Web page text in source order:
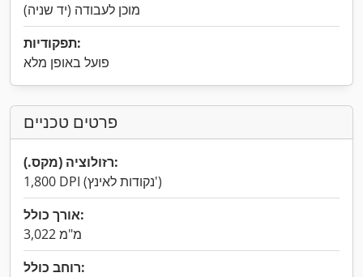
מוכן לעבודה (יד שניה)
תפקודיות:
פועל באופן מלא
פרטים טכניים
רזולוציה (מקס.):
1,800 DPI (נקודות לאינץ')
אורך כולל:
3,022 מ"מ
רוחב כולל: